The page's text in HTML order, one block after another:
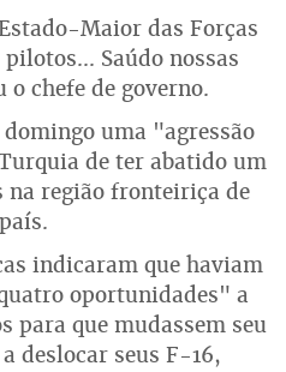
Maior das Forças
Saúdo nossas
chefe de governo.
uma "agressão
de ter abatido um
na região fronteiriça de
indicaram que haviam
oportunidades" a
para que mudassem seu
deslocar seus F-16,